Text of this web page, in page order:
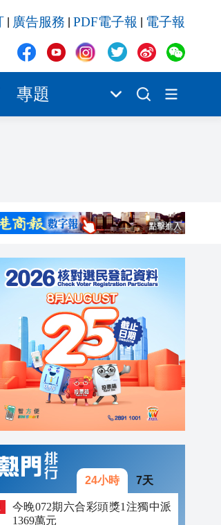
廣告服務 PDF電子報 電子報
專題
24小時 7天
今晚072期六合彩頭獎1注獨中派
1369萬元